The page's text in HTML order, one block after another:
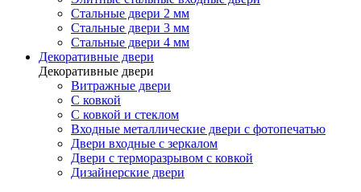
Стальные двери 2 мм
Стальные двери 3 мм
Стальные двери 4 мм
Декоративные двери
Декоративные двери
Витражные двери
С ковкой
С ковкой и стеклом
Входные металлические двери с фотопечатью
Двери входные с зеркалом
Двери с терморазрывом с ковкой
Дизайнерские двери